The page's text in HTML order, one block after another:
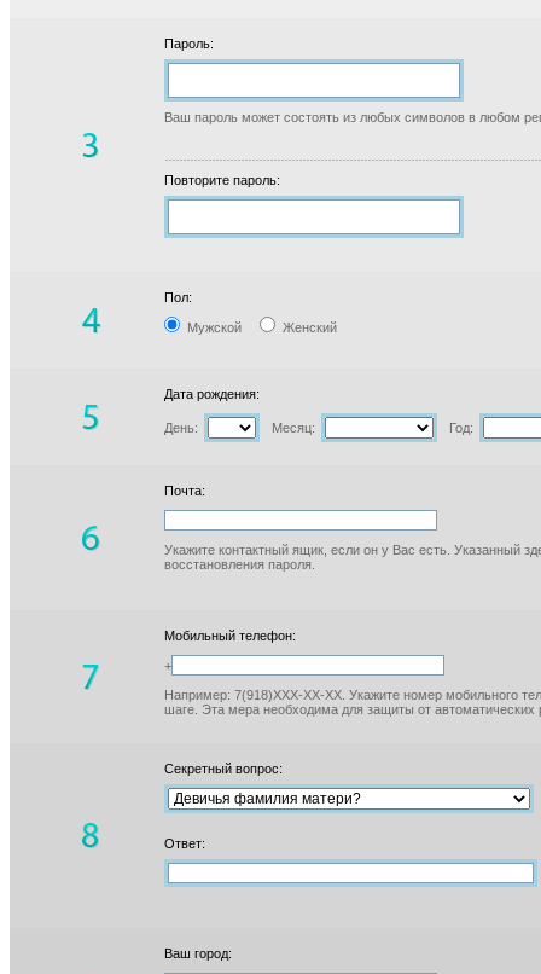
Пароль:
Ваш пароль может состоять из любых символов в любом
Повторите пароль:
Пол:
Мужской Женский
Дата рождения:
День: Месяц: Год:
Почта:
Укажите контактный ящик, если он у Вас есть. Указанный
восстановления пароля.
Мобильный телефон:
+
Например: 7(918)XXX-XX-XX. Укажите номер мобильного
шаге. Эта мера необходима для защиты от автоматических
Секретный вопрос:
Ответ:
Ваш город: